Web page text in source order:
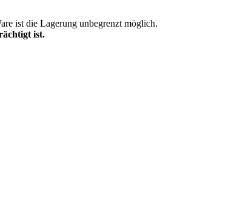
ist die Lagerung unbegrenzt möglich.
ist.